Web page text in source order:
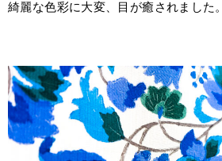
綺麗な色彩に大変、目が癒されました。